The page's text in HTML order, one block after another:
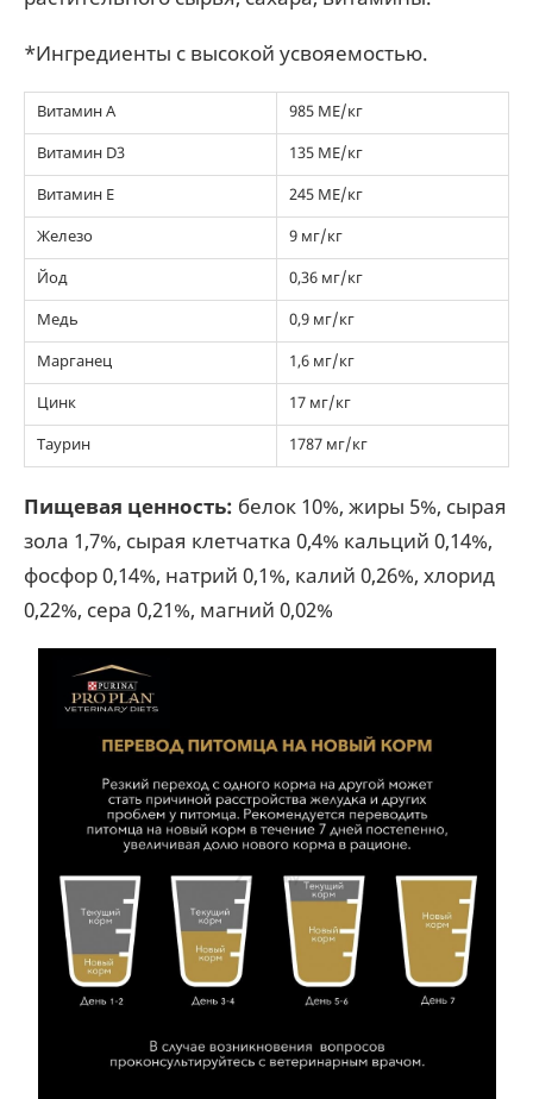
*Ингредиенты с высокой усвояемостью.
Витамин А
985 МЕ/кг
Витамин D3
135 МЕ/кг
Витамин Е
245 МЕ/кг
Железо
9 мг/кг
Йод
0,36 мг/кг
Медь
0,9 мг/кг
Марганец
1,6 мг/кг
Цинк
17 мг/кг
Таурин
1787 мг/кг
Пищевая ценность: белок 10%, жиры 5%, сырая
зола 1,7%, сырая клетчатка 0,4% кальций 0,14%,
фосфор 0,14%, натрий 0,1%, калий 0,26%, хлорид
0,22%, сера 0,21%, магний 0,02%